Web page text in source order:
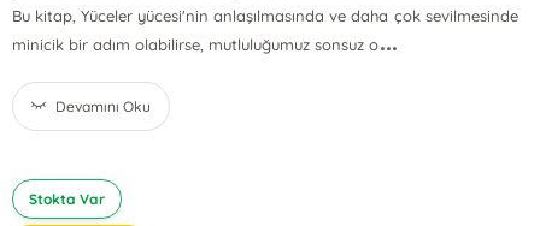
Bu kitap, Yüceler yücesi'nin anlaşılmasında ve daha çok sevilmesinde
minicik bir adım olabilirse, mutluluğumuz sonsuz o...
Devamını Oku
Stokta Var